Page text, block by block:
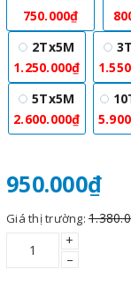
750.000₫
2Tx5M
1.250.000₫
5Tx5M
2.600.000₫
950.000₫
Giá thị trường:
+
–